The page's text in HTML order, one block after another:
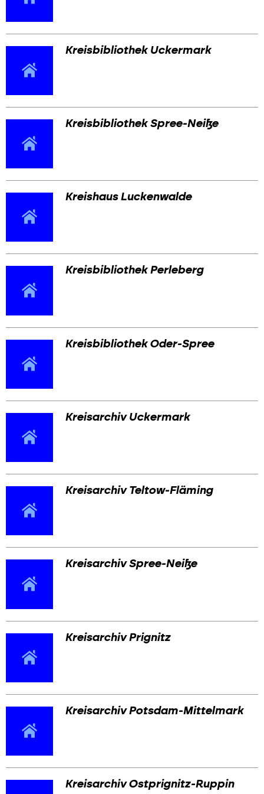
Werbemarkt
Kreisbibliothek Uckermark
Kreisbibliothek Spree-Neiße
Kreishaus Luckenwalde
Kreisbibliothek Perleberg
Kreisbibliothek Oder-Spree
Kreisarchiv Uckermark
Kreisarchiv Teltow-Fläming
Kreisarchiv Spree-Neiße
Kreisarchiv Prignitz
Kreisarchiv Potsdam-Mittelmark
Kreisarchiv Ostprignitz-Ruppin